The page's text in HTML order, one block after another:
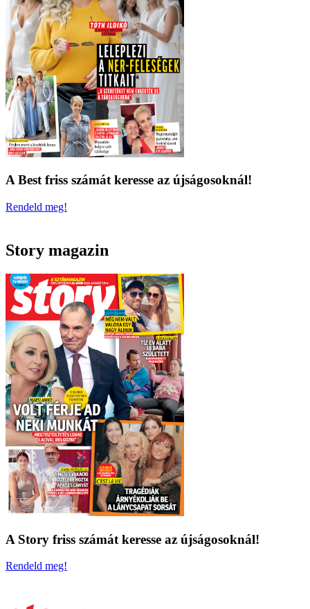
A Best friss számát keresse az újságosoknál!
Rendeld meg!
Story magazin
A Story friss számát keresse az újságosoknál!
Rendeld meg!